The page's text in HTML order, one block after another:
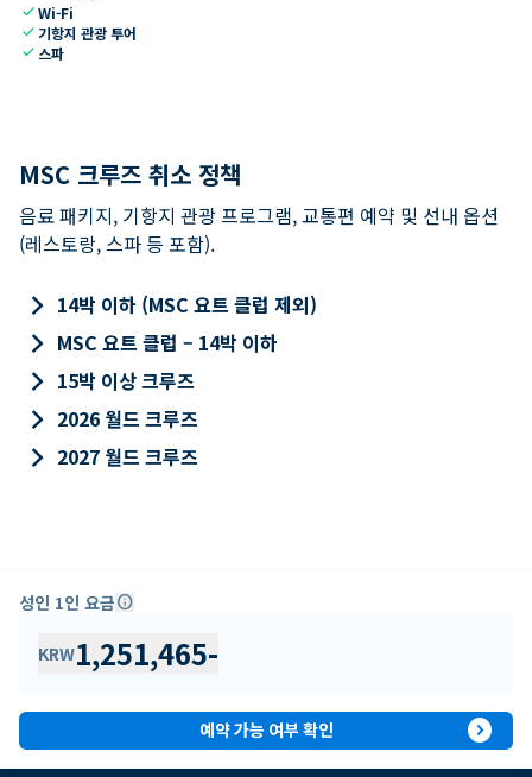
checkWi-Fi
check 기항지 관광 투어
check 스파
MSC 크루즈 취소 정책
음료 패키지, 기항지 관광 프로그램, 교통편 예약 및 선내 옵션
(레스토랑, 스파 등 포함).
keyboard_arrow_right 14박 이하 (MSC 요트 클럽 제외)
keyboard_arrow_right MSC 요트 클럽 – 14박 이하
keyboard_arrow_right 15박 이상 크루즈
keyboard_arrow_right 2026 월드 크루즈
keyboard_arrow_right 2027 월드 크루즈
성인 1인 요금info
KRW1,251,465-
예약 가능 여부 확인 expand_circle_right